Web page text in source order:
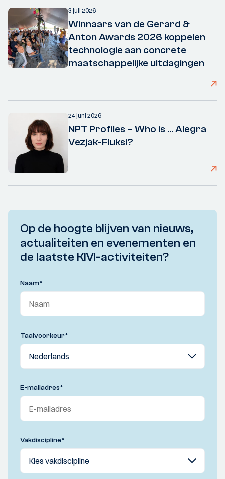
3 juli 2026
Winnaars van de Gerard &
Anton Awards 2026 koppelen
technologie aan concrete
maatschappelijke uitdagingen
24 juni 2026
NPT Profiles – Who is ... Alegra
Vezjak-Fluksi?
Op de hoogte blijven van nieuws,
actualiteiten en evenementen en
de laatste KIVI-activiteiten?
Naam*
Taalvoorkeur*
E-mailadres*
Vakdiscipline*